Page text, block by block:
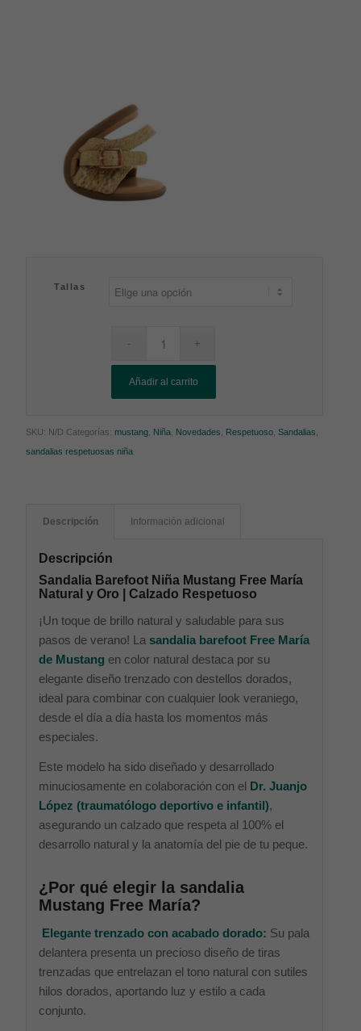
Tallas
Añadir al carrito
SKU: N/D Categorías:mustang Niña Novedades Respetuoso ,Sandalias
sandalias respetuosas niña
Descripción Información adicional
Descripción
Sandalia Barefoot Niña Mustang Free María
Natural y Oro | Calzado Respetuoso
¡Un toque de brillo natural y saludable para sus
pasos de verano! La sandalia barefoot Free María
de Mustang en color natural destaca por su
elegante diseño trenzado con destellos dorados,
ideal para combinar con cualquier look veraniego,
desde el día a día hasta los momentos más
especiales.
Este modelo ha sido diseñado y desarrollado
minuciosamente en colaboración con el Dr. Juanjo
López (traumatólogo deportivo e infantil),
asegurando un calzado que respeta al 100% el
desarrollo natural y la anatomía del pie de tu peque.
¿Por qué elegir la sandalia
Mustang Free María?
Elegante trenzado con acabado dorado: Su pala
delantera presenta un precioso diseño de tiras
trenzadas que entrelazan el tono natural con sutiles
hilos dorados, aportando luz y estilo a cada
conjunto.